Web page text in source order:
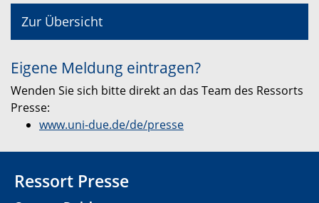
Zur Übersicht
Eigene Meldung eintragen?
Wenden Sie sich bitte direkt an das Team des Ressorts
Presse:
www.uni-due.de/de/presse
Ressort Presse